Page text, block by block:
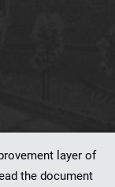
layer of
the document